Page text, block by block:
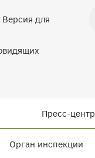
Версия для
Пресс-центр
Орган инспекции